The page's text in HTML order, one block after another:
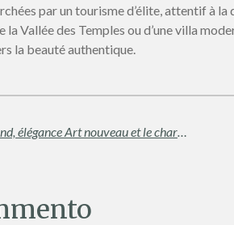
par un tourisme d’élite, attentif à la
la Vallée des Temples ou d’une villa
la beauté authentique.
La Côte de Palerme : Or normand, élégance Art nouveau et le charme intemporel de Cefalù